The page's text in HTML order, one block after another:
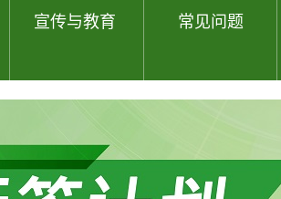
字宣传与教育 常见问题